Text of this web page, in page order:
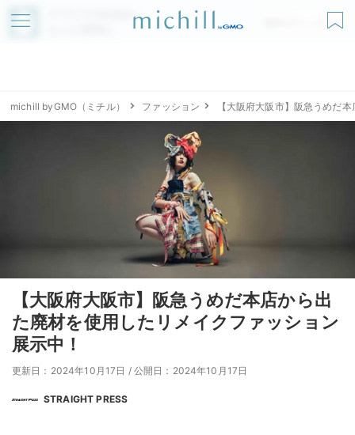
アプリでmichillが
無料ダウンロード
michill byGMO（ミチル） ファッション 【大阪府大阪市】阪急うめだ
【大阪府大阪市】阪急うめだ本店から出
た廃材を使用したリメイクファッション
展示中！
更新日：2024年10月17日 / 公開日：2024年10月17日
STRAIGHT PRESS